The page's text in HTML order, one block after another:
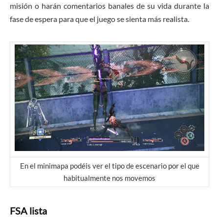
misión o harán comentarios banales de su vida durante la
fase de espera para que el juego se sienta más realista.
En el minimapa podéis ver el tipo de escenario por el que
habitualmente nos movemos
FSA lista